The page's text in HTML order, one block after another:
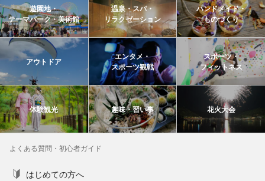
遊園地・
テーマパーク・美術館
温泉・スパ・
リラクゼーション
ハンドメイド・
ものづくり
アウトドア
エンタメ・
スポーツ観戦
スポーツ・
フィットネス
体験観光 趣味・習い事 花火大会
よくある質問・初心者ガイド
はじめての方へ